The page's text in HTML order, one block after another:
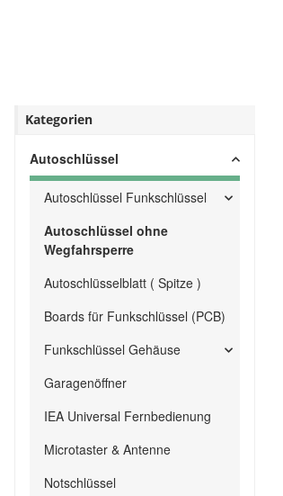
Kategorien
Autoschlüssel
Autoschlüssel Funkschlüssel
Autoschlüssel ohne
Wegfahrsperre
Autoschlüsselblatt ( Spitze )
Boards für Funkschlüssel (PCB)
Funkschlüssel Gehäuse
Garagenöffner
IEA Universal Fernbedienung
Microtaster & Antenne
Notschlüssel